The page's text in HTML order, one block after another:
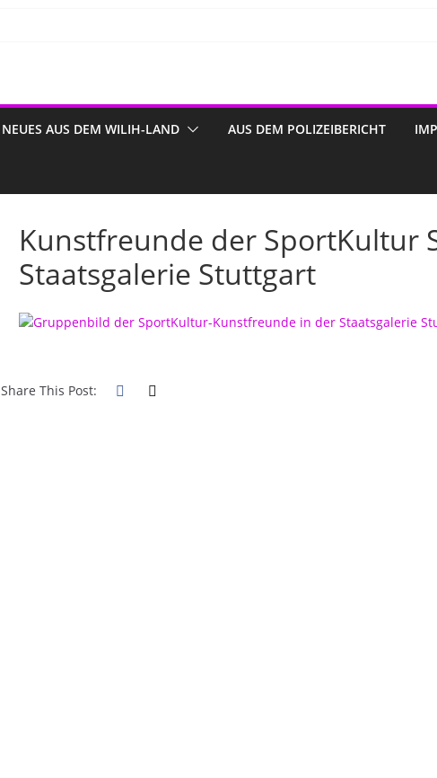
NEUES AUS DEM WILIH-LAND AUS DEM POLIZEIBERICHT
Kunstfreunde der SportKultur
Staatsgalerie Stuttgart
Share This Post: